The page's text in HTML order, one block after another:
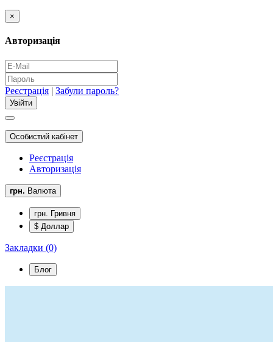
×
Авторизація
Реєстрація | Забули пароль?
Особистий кабінет
Реєстрація
Авторизація
грн. Валюта
грн. Гривня
$ Доллар
Закладки (0)
Блог